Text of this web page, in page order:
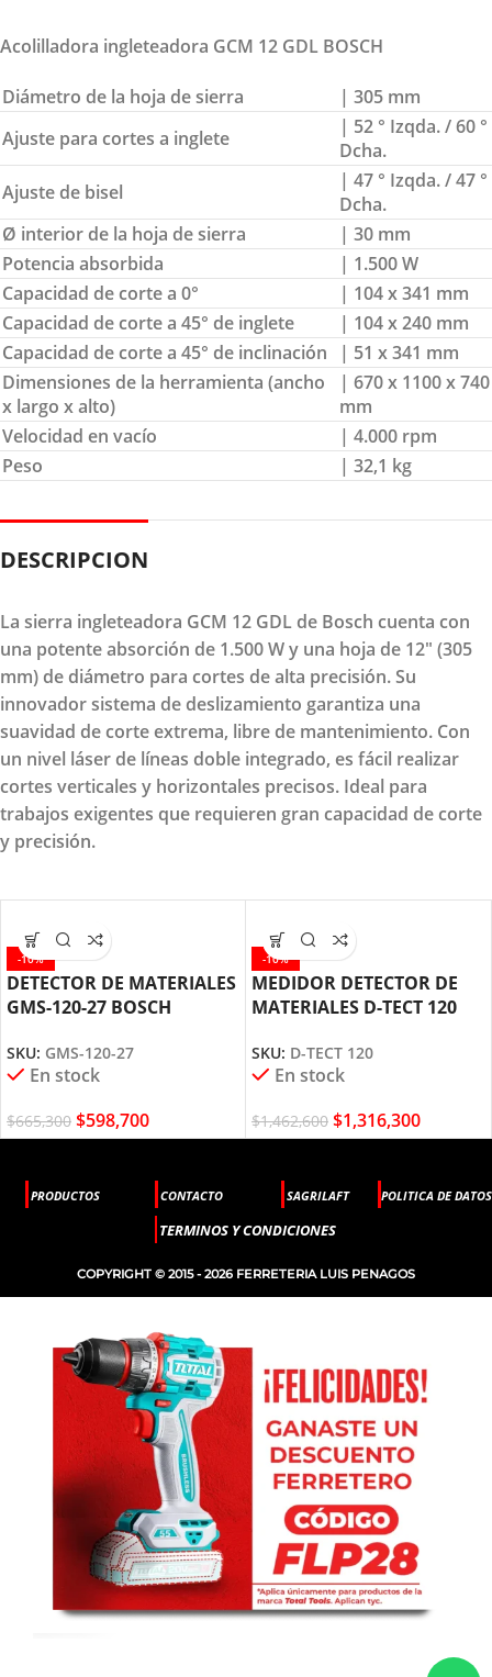
Acolilladora ingleteadora GCM 12 GDL BOSCH
Diámetro de la hoja de sierra
| 305 mm
Ajuste para cortes a inglete
| 52 ° Izqda. / 60 °
Dcha.
Ajuste de bisel
| 47 ° Izqda. / 47 °
Dcha.
Ø interior de la hoja de sierra
| 30 mm
Potencia absorbida
| 1.500 W
Capacidad de corte a 0°
| 104 x 341 mm
Capacidad de corte a 45° de inglete
| 104 x 240 mm
Capacidad de corte a 45° de inclinación
| 51 x 341 mm
Dimensiones de la herramienta (ancho
x largo x alto)
| 670 x 1100 x 740
mm
Velocidad en vacío
| 4.000 rpm
Peso
| 32,1 kg
DESCRIPCION
La sierra ingleteadora GCM 12 GDL de Bosch cuenta con
una potente absorción de 1.500 W y una hoja de 12" (305
mm) de diámetro para cortes de alta precisión. Su
innovador sistema de deslizamiento garantiza una
suavidad de corte extrema, libre de mantenimiento. Con
un nivel láser de líneas doble integrado, es fácil realizar
cortes verticales y horizontales precisos. Ideal para
trabajos exigentes que requieren gran capacidad de corte
y precisión.
-10%
DETECTOR DE MATERIALES
GMS-120-27 BOSCH
SKU: GMS-120-27
En stock
$665,300 $598,700
-10%
MEDIDOR DETECTOR DE
MATERIALES D-TECT 120
SKU: D-TECT 120
En stock
$1,462,600 $1,316,300
PRODUCTOS CONTACTO SAGRILAFT POLITICA DE DATOS
TERMINOS Y CONDICIONES
COPYRIGHT © 2015 - 2026 FERRETERIA LUIS PENAGOS